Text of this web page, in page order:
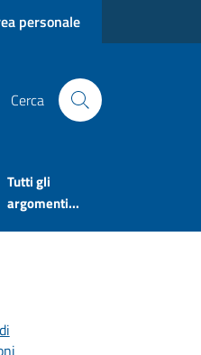
personale
Cerca
Tutti gli
argomenti...